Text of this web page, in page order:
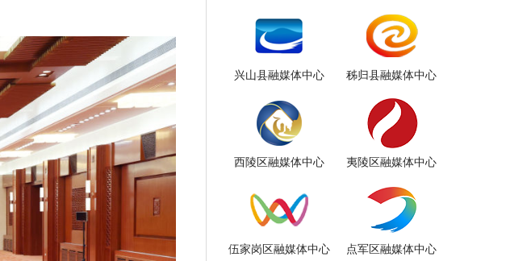
兴山县融媒体中心 秭归县融媒体中心
西陵区融媒体中心 夷陵区融媒体中心
伍家岗区融媒体中心 点军区融媒体中心